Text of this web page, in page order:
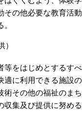
その他必要な教育活動
）
をはじめとするすべ
適に利用できる施設の
術その他の福祉のまち
収集及び提供に努める